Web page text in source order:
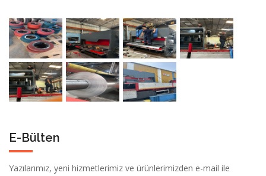
E-Bülten
Yazılarımız, yeni hizmetlerimiz ve ürünlerimizden e-mail ile